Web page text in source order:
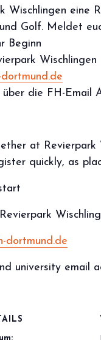
Wischlingen
Golf. Meldet
Beginn
Wischlingen
die FH-Email
at Revierpark
quickly, as
dortmund.de
university email